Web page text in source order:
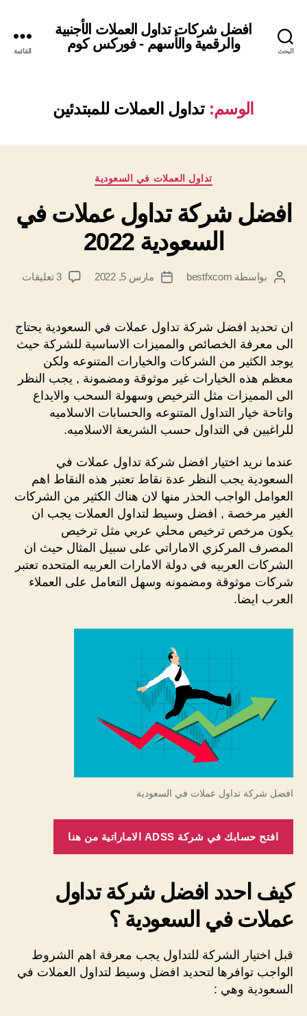
البحث
افضل شركات تداول العملات الأجنبية
والرقمية والأسهم - فوركس كوم
القائمة
الوسم: تداول العملات للمبتدئين
التصنيفات
تداول العملات في السعودية
افضل شركة تداول عملات في
السعودية 2022
كاتببواسطة bestfxcom
تاريخمارس 5, 2022 3 تعليقات
على
في
2022
ان تحديد افضل شركة تداول عملات في السعودية يحتاج
الى معرفة الخصائص والمميزات الاساسية للشركة حيث
يوجد الكثير من الشركات والخيارات المتنوعه ولكن
معظم هذه الخيارات غير موثوقة ومضمونة , يجب النظر
الى المميزات مثل الترخيص وسهولة السحب والايداع
واتاحة خيار التداول المتنوعه والحسابات الاسلاميه
للراغبين في التداول حسب الشريعة الاسلاميه.
عندما نريد اختيار افضل شركة تداول عملات في
السعودية يجب النظر عدة نقاط تعتبر هذه النقاط اهم
العوامل الواجب الحذر منها لان هناك الكثير من الشركات
الغير مرخصة , افضل وسيط لتداول العملات يجب ان
يكون مرخص ترخيص محلي عربي مثل ترخيص
المصرف المركزي الاماراتي على سبيل المثال حيث ان
الشركات العربيه في دولة الامارات العربيه المتحده تعتبر
شركات موثوقة ومضمونه وسهل التعامل على العملاء
العرب ايضا.
افضل شركة تداول عملات في السعودية
افتح حسابك في شركة ADSS الاماراتية من هنا
كيف احدد افضل شركة تداول
عملات في السعودية ؟
قبل اختيار الشركة للتداول يجب معرفة اهم الشروط
الواجب توافرها لتحديد افضل وسيط لتداول العملات في
السعودية وهي :